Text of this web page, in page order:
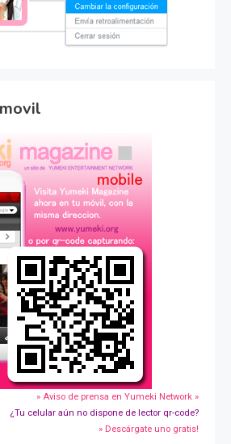
» Aviso de prensa en Yumeki Network »
¿Tu celular aún no dispone de lector qr-code?
» Descárgate uno gratis!